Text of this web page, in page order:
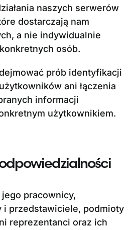
naszych serwerów
dostarczają nam
a nie indywidualnie
osób.
prób identyfikacji
ani łączenia
informacji
użytkownikiem.
jego pracownicy,
i przedstawiciele, podmioty
reprezentanci oraz ich